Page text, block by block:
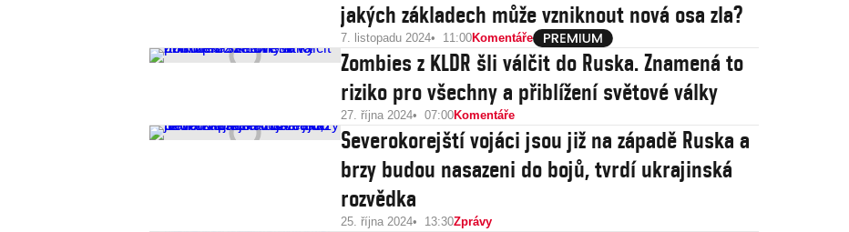
jakých základech může vzniknout nová osa zla?
7. listopadu 2024 11:00Komentáře
Zombies z KLDR šli válčit do Ruska. Znamená to
riziko pro všechny a přiblížení světové války
27. října 2024 07:00Komentáře
Severokorejští vojáci jsou již na západě Ruska a
brzy budou nasazeni do bojů, tvrdí ukrajinská
rozvědka
25. října 2024 13:30Zprávy